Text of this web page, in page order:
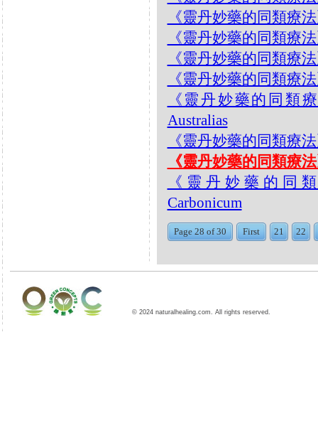
《靈丹妙藥的同類療
《靈丹妙藥的同類療
《靈丹妙藥的同類療
《靈丹妙藥的同類療
《靈丹妙藥的同類
Australias
《靈丹妙藥的同類療
《靈丹妙藥的同類療
《靈丹妙藥的同
Carbonicum
Page 28 of 30 First 21 22
© 2024 naturalhealing.com. All rights reserved.